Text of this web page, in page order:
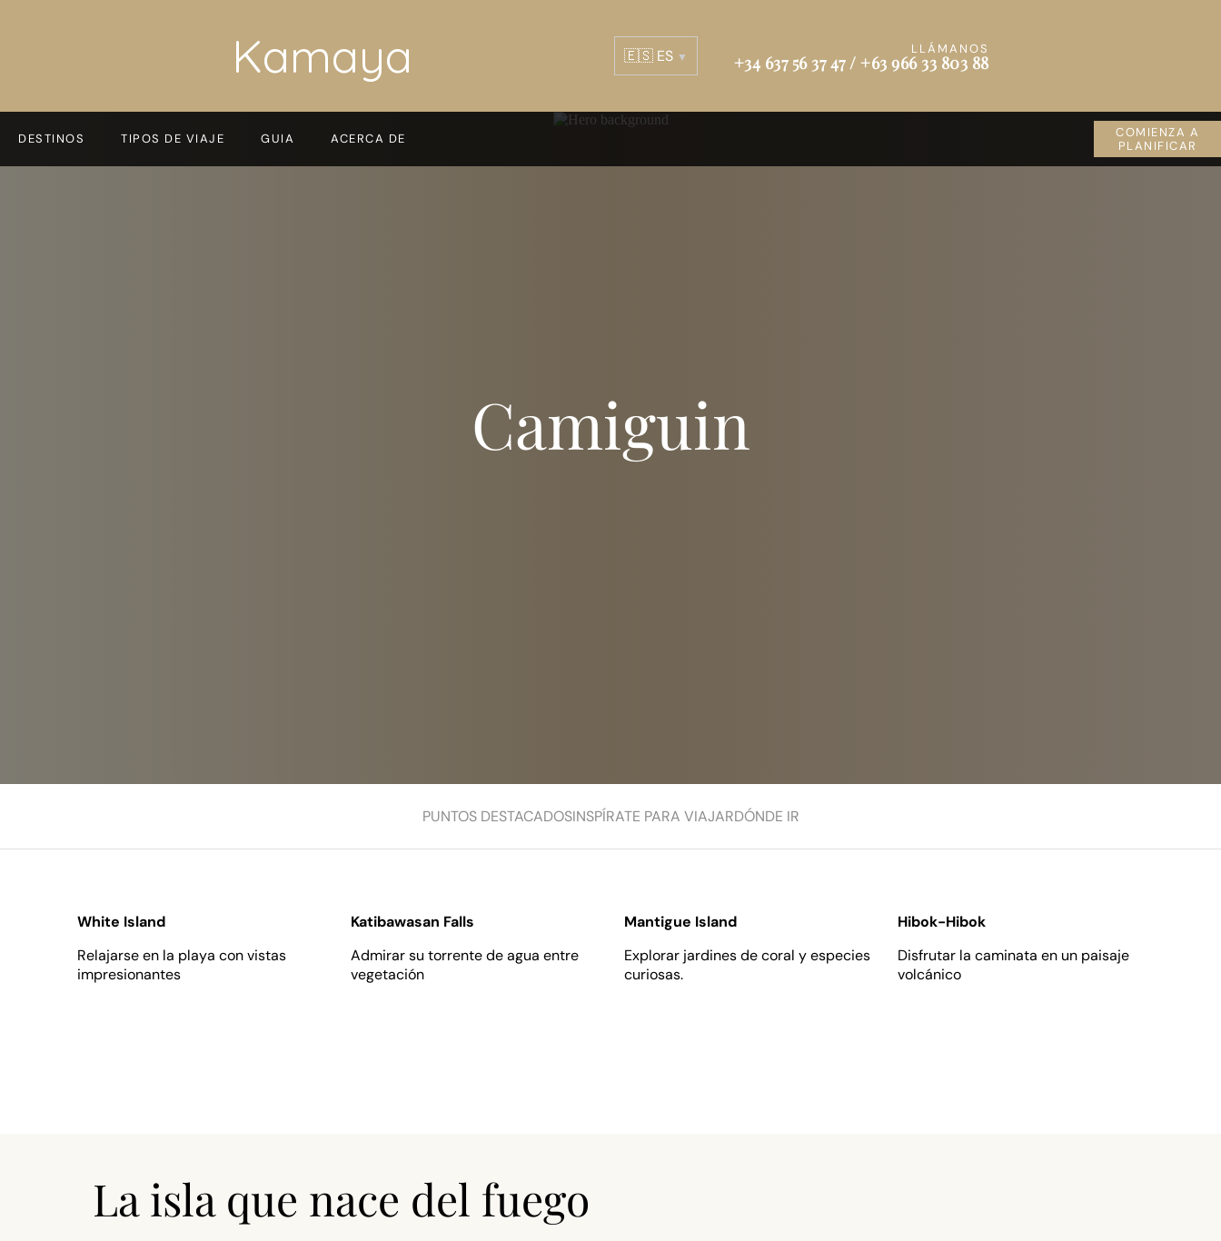
Kamaya 🇪🇸 ES ▼
LLÁMANOS
+34 637 56 37 47 / +63 966 33 803 88
DESTINOS TIPOS DE VIAJE GUIA ACERCA DE
COMIENZA A
PLANIFICAR
Camiguin
PUNTOS DESTACADOSINSPÍRATE PARA VIAJARDÓNDE IR
White Island
Relajarse en la pl aya con vistas
impresionantes
Katibawasan Falls
Admirar su torre nte de agua entre
vegetación
Mantigue Island
Explorar jardine s de coral y especies
curiosas.
Hibok-Hibok
Disfrutar la caminata en un paisaje
volcánico
La isla que nace del fuego